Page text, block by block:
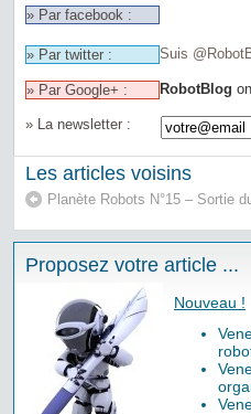
» Par facebook :
» Par twitter : Suis
» Par Google+ : RobotBlog on
» La newsletter :
Les articles voisins
Planète Robots N°15 – Sortie
Proposez votre article ...
Nouveau !